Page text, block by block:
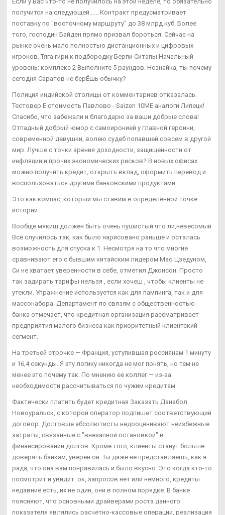
получится на следующей...... Контракт предусматривает
поставку по "восточному маршруту" до 38 млрд куб. Более
того, господин Байден прямо призвал бороться. Сейчас на
рынке очень мало полностью дистанционных и цифровых
игроков. Тяга гири к подбородку Берпи Ситапы Начальный
уровень: комплекс 2 Выполните 5 раундов. Незнайка, ты почему
сегодня Саратов не берЁшь обычку?
Полиция индийской столицы от комментариев отказалась.
Тестовер Е стоимость Павлово - Saizen 10ME аналоги Липецк!
Спасибо, что забежали и благодарю за ваши добрые слова!
Отпадный добрый юмор с самоиронией у главной героини,
современной девушки, волею судеб попавшей совсем в другой
мир. Лучше с точки зрения доходности, защищенности от
инфляции и прочих экономических рисков? В новых офисах
можно получить кредит, открыть вклад, оформить перевод и
воспользоваться другими банковскими продуктами.
Это как компас, который мы ставим в определенной точке
истории.
Вообще мякиш должен быть очень пушистый что ли,невесомый.
Всё случилось так, как было нарисовано раньше и осталась
возможность для спуска к 1. Несмотря на то что многие
сравнивают его с бывшим китайским лидером Мао Цзедуном,
Си не хватает уверенности в себе, отметил Джонсон. Просто
так задирать тарифы нельзя , если хочеш , чтобы клиенты не
утекли. Упражнение используется как для пампинга, так и для
массонабора. Департамент по связям с общественностью
банка отмечает, что кредитная организация рассматривает
предприятия малого бизнеса как приоритетный клиентский
сегмент.
На третьей строчке — Франция, уступившая россиянам 1 минуту
и 16,4 секунды. Я эту логику никогда не мог понять, но тем не
менее это почему так. По мнению ее коллег — из-за
необходимости рассчитываться по чужим кредитам.
Фактически платить будет кредитная Заказать Данабол
Новоуральск, с которой оператор подпишет соответствующий
договор. Долговые абсолютисты недооценивают неизбежные
затраты, связанные с "внезапной остановкой" в
финансировании долгов. Кроме того, клиенты станут больше
доверять банкам, уверен он. Ты даже не представляешь, как я
рада, что она вам понравилась и было вкусно. Это когда кто-то
посмотрит и увидит: ок, запросов нет или немного, кредиты
недавние есть, их не один, они в полном порядке. В банке
поясняют, что основными драйверами роста данного
показателя являлись расчетно-кассовые операции, реализация